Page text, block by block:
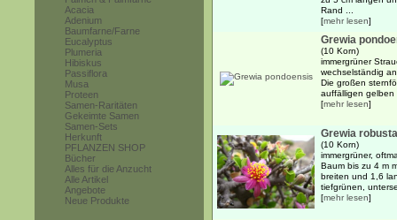
Acacia
Adenium
Baumfarne/Farne
Eucalyptus
Plumeria
Hibiskus
Passiflora
Musa
Proteen
Samen-Raritäten
Gekeimte Samen
Samen-Sets
Herkunft
PFLANZEN SHOP
Bücher
Alles für die Anzucht
Alle Artikel
Angebote
Neue Produkte
Rand ...
[mehr lesen]
Grewia
(10 Korn)
immergrüner
wechselständig
Die großen
auffälligen gelben
[mehr lesen]
Grewia robusta
(10 Korn)
immergrüner,
Baum bis zu 4 m
breiten und 1,6
tiefgrünen,
[mehr lesen]